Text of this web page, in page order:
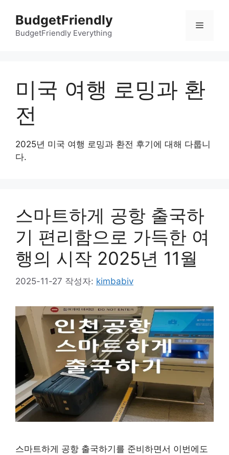
BudgetFriendly
BudgetFriendly Everything
메
미국 여행 로밍과 환
전
2025년 미국 여행 로밍과 환전 후기에 대해 다룹니
다.
스마트하게 공항 출국하
기 편리함으로 가득한 여
행의 시작 2025년 11월
2025-11-27 작성자: kimbabiv
스마트하게 공항 출국하기를 준비하면서 이번에도